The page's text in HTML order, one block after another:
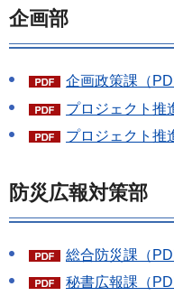
企画部
企画政策課（
プロジェクト推
プロジェクト推
防災広報対策部
総合防災課（
秘書広報課（